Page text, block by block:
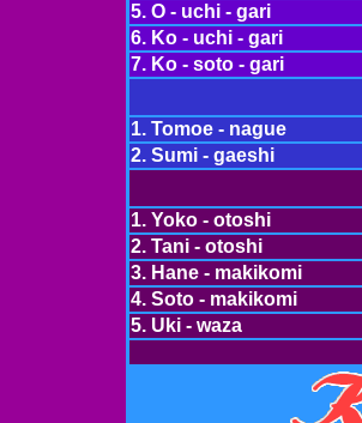
5. O - uchi - gari
6. Ko - uchi - gari
7. Ko - soto - gari
1. Tomoe - nague
2. Sumi - gaeshi
1. Yoko - otoshi
2. Tani - otoshi
3. Hane - makikomi
4. Soto - makikomi
5. Uki - waza